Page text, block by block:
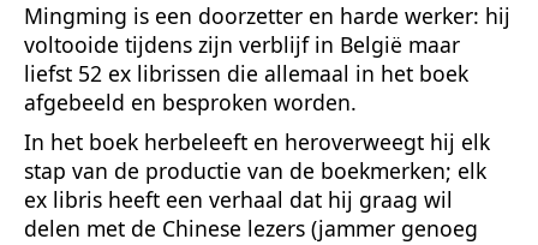
Mingming is een doorzetter en harde werker: hij
voltooide tijdens zijn verblijf in België maar
liefst 52 ex librissen die allemaal in het boek
afgebeeld en besproken worden.
In het boek herbeleeft en heroverweegt hij elk
stap van de productie van de boekmerken; elk
ex libris heeft een verhaal dat hij graag wil
delen met de Chinese lezers (jammer genoeg